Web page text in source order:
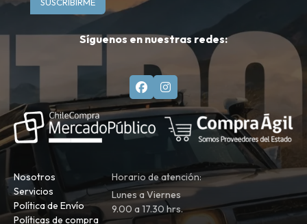
Síguenos en nuestras redes:
Nosotros
Servicios
Política de Envío
Políticas de compra
Horario de atención:
Lunes a Viernes
9.00 a 17.30 hrs.